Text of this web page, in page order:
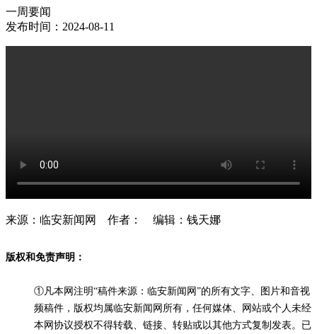
一周要闻
发布时间：2024-08-11
来源：临安新闻网 作者： 编辑：钱天娜
版权和免责声明：
①凡本网注明“稿件来源：临安新闻网”的所有文字、图片和音视
频稿件，版权均属临安新闻网所有，任何媒体、网站或个人未经
本网协议授权不得转载、链接、转贴或以其他方式复制发表。已